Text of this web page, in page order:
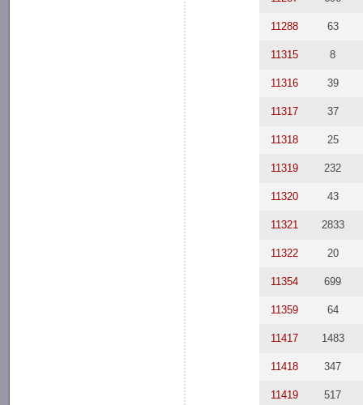
11288 63
11315 8
11316 39
11317 37
11318 25
11319 232
11320 43
11321 2833
11322 20
11354 699
11359 64
11417 1483
11418 347
11419 517